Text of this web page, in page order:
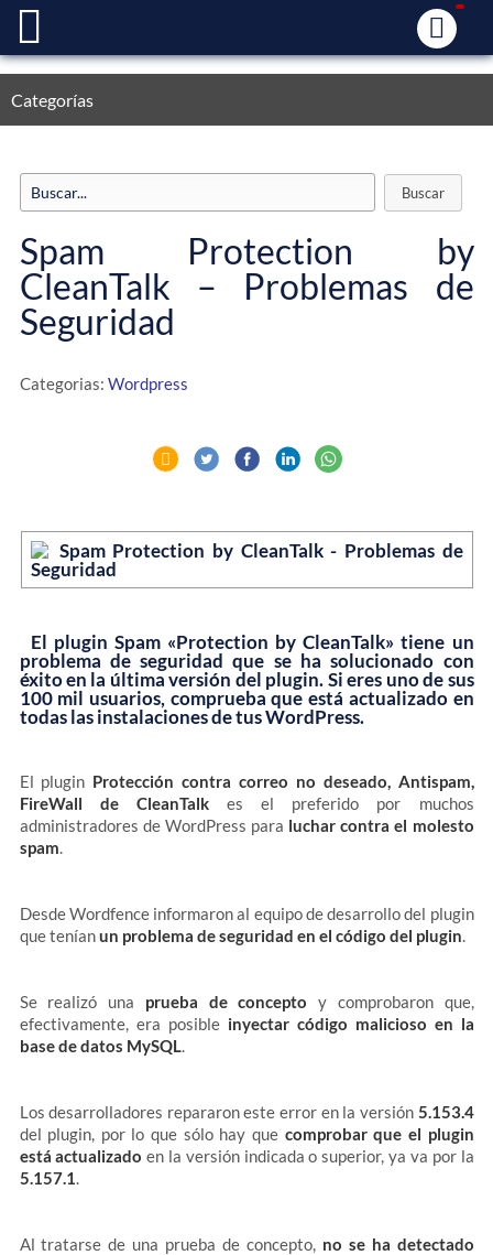
Categorías
Spam Protection by
CleanTalk – Problemas de
Seguridad
Categorias: Wordpress
El plugin Spam «Protection by CleanTalk» tiene un
problema de seguridad que se ha solucionado con
éxito en la última versión del plugin. Si eres uno de sus
100 mil usuarios, comprueba que está actualizado en
todas las instalaciones de tus WordPress.
El plugin Protección contra correo no deseado, Antispam,
FireWall de CleanTalkes el preferido por muchos
administradores de WordPress para luchar contra el molesto
spam.
Desde Wordfence informaron al equipo de desarrollo del plugin
que teníanun problema de seguridad en el código del plugin.
Se realizó una prueba de concepto y comprobaron que,
efectivamente, era posible inyectar código malicioso en la
base de datos MySQL.
Los desarrolladores repararon este error en la versión 5.153.4
del plugin, por lo que sólo hay que comprobar que el plugin
está actualizado en la versión indicada o superior, ya va por la
5.157.1.
Al tratarse de una prueba de concepto, no se ha detectado